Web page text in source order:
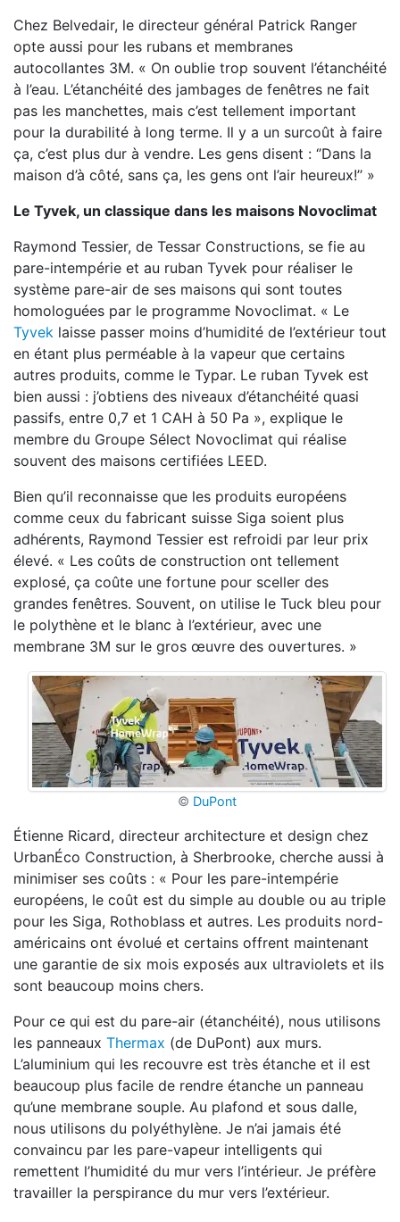
Chez Belvedair, le directeur général Patrick Ranger
opte aussi pour les rubans et membranes
autocollantes 3M. « On oublie trop souvent l’étanchéité
à l’eau. L’étanchéité des jambages de fenêtres ne fait
pas les manchettes, mais c’est tellement important
pour la durabilité à long terme. Il y a un surcoût à faire
ça, c’est plus dur à vendre. Les gens disent : ‘’Dans la
maison d’à côté, sans ça, les gens ont l’air heureux!’’ »
Le Tyvek, un classique dans les maisons Novoclimat
Raymond Tessier, de Tessar Constructions, se fie au
pare-intempérie et au ruban Tyvek pour réaliser le
système pare-air de ses maisons qui sont toutes
homologuées par le programme Novoclimat. « Le
Tyvek laisse passer moins d’humidité de l’extérieur tout
en étant plus perméable à la vapeur que certains
autres produits, comme le Typar. Le ruban Tyvek est
bien aussi : j’obtiens des niveaux d’étanchéité quasi
passifs, entre 0,7 et 1 CAH à 50 Pa », explique le
membre du Groupe Sélect Novoclimat qui réalise
souvent des maisons certifiées LEED.
Bien qu’il reconnaisse que les produits européens
comme ceux du fabricant suisse Siga soient plus
adhérents, Raymond Tessier est refroidi par leur prix
élevé. « Les coûts de construction ont tellement
explosé, ça coûte une fortune pour sceller des
grandes fenêtres. Souvent, on utilise le Tuck bleu pour
le polythène et le blanc à l’extérieur, avec une
membrane 3M sur le gros œuvre des ouvertures. »
© DuPont
Étienne Ricard, directeur architecture et design chez
UrbanÉco Construction, à Sherbrooke, cherche aussi à
minimiser ses coûts : « Pour les pare-intempérie
européens, le coût est du simple au double ou au triple
pour les Siga, Rothoblass et autres. Les produits nord-
américains ont évolué et certains offrent maintenant
une garantie de six mois exposés aux ultraviolets et ils
sont beaucoup moins chers.
Pour ce qui est du pare-air (étanchéité), nous utilisons
les panneaux Thermax (de DuPont) aux murs.
L’aluminium qui les recouvre est très étanche et il est
beaucoup plus facile de rendre étanche un panneau
qu’une membrane souple. Au plafond et sous dalle,
nous utilisons du polyéthylène. Je n’ai jamais été
convaincu par les pare-vapeur intelligents qui
remettent l’humidité du mur vers l’intérieur. Je préfère
travailler la perspirance du mur vers l’extérieur.